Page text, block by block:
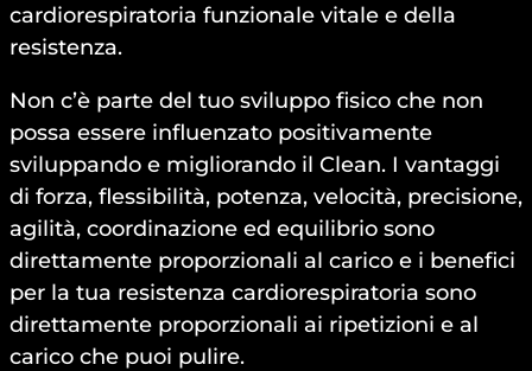
cardiorespiratoria funzionale vitale e della
resistenza.
Non c’è parte del tuo sviluppo fisico che non
possa essere influenzato positivamente
sviluppando e migliorando il Clean. I vantaggi
di forza, flessibilità, potenza, velocità, precisione,
agilità, coordinazione ed equilibrio sono
direttamente proporzionali al carico e i benefici
per la tua resistenza cardiorespiratoria sono
direttamente proporzionali ai ripetizioni e al
carico che puoi pulire.